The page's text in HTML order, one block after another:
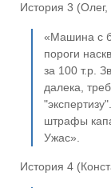
История 3
«Машина с
пороги
за 100 т.р.
далека,
штрафы
Ужас».
История 4